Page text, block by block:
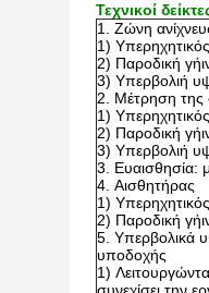
Τεχνικοί
1. Ζώνη
1)
2) Παροδική
3) Υπερβολιή
2. Μέτρηση της
1)
2) Παροδική
3) Υπερβολιή
3. Ευαισθησία:
4. Αισθητήρας
1)
2) Παροδική
5. Υπερβολικά
υποδοχής
1)